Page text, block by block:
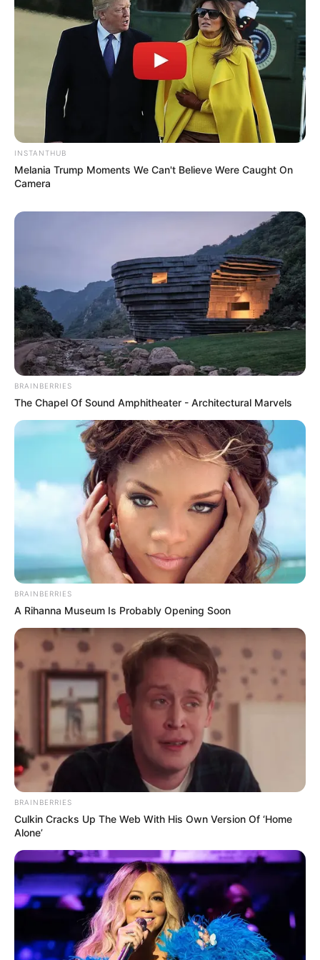
LIHAT ARTIKEL LAINNYA
So Close, Yet So Far
The Time Left Between
Us
INSTANTHUB
Melania Trump Moments We Can't Believe Were Caught On
Camera
BRAINBERRIES
The Chapel Of Sound Amphitheater - Architectural Marvels
BRAINBERRIES
A Rihanna Museum Is Probably Opening Soon
BRAINBERRIES
Culkin Cracks Up The Web With His Own Version Of ‘Home
Alone’